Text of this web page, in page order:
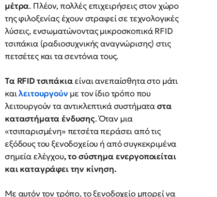
μέτρα. Πλέον, πολλές επιχειρήσεις στον χώρο
της φιλοξενίας έχουν στραφεί σε τεχνολογικές
λύσεις, ενσωματώνοντας μικροσκοπικά RFID
τσιπάκια (ραδιοσυχνικής αναγνώρισης) στις
πετσέτες και τα σεντόνια τους.
Τα RFID τσιπάκιαείναι ανεπαίσθητα στο μάτι
καιλειτουργούν με τον ίδιο τρόπο που
λειτουργούν τα αντικλεπτικά συστήματαστα
καταστήματα ένδυσης. Όταν μια
«τσιπαρισμένη» πετσέτα περάσει από τις
εξόδους του ξενοδοχείου ή από συγκεκριμένα
σημεία ελέγχου, το σύστημα ενεργοποιείται
και καταγράφει την κίνηση.
Με αυτόν τον τρόπο, το ξενοδοχείο μπορεί να